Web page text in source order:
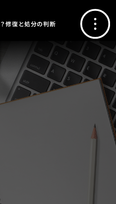
修復と処分の判断